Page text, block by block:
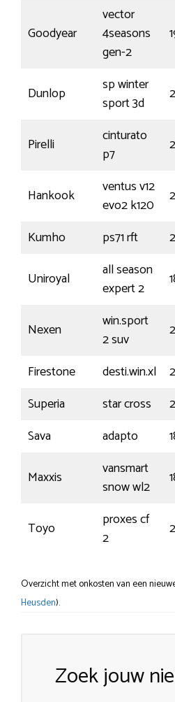
Goodyear
vector
4seasons
gen-2
Dunlop
sp winter
sport 3d
Pirelli
cinturato
p7
Hankook
ventus v12
evo2 k120
Kumho
ps71 rft
Uniroyal
all season
expert 2
Nexen
win.sport
2 suv
Firestone
desti.win.xl
Superia
star cross
Sava
adapto
Maxxis
vansmart
snow wl2
Toyo
proxes cf
2
Overzicht met onkosten van een
Heusden).
Zoek jouw